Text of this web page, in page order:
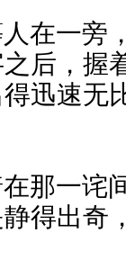
在一旁
后，握
迅速无
那一诧
得出奇